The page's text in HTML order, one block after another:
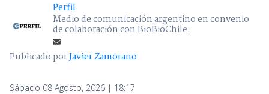
Perfil
Medio de comunicación argentino en convenio
de colaboración con BioBioChile.
Publicado porJavier Zamorano
Sábado 08 Agosto, 2026 | 18:17